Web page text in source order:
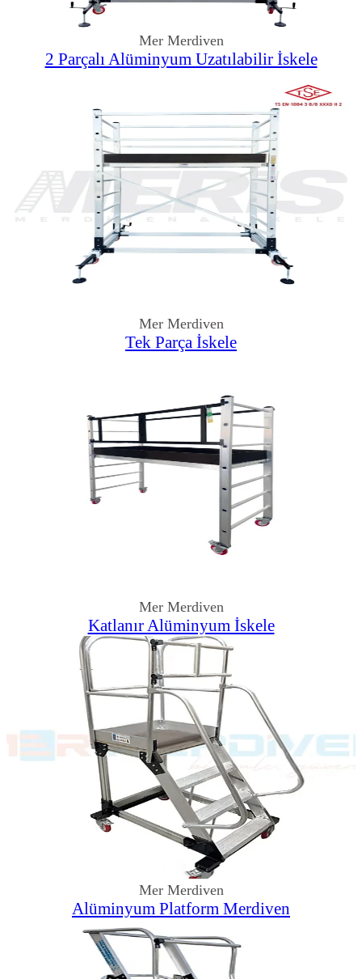
Mer Merdiven
2 Parçalı Alüminyum Uzatılabilir İskele
Mer Merdiven
Tek Parça İskele
Mer Merdiven
Katlanır Alüminyum İskele
Mer Merdiven
Alüminyum Platform Merdiven